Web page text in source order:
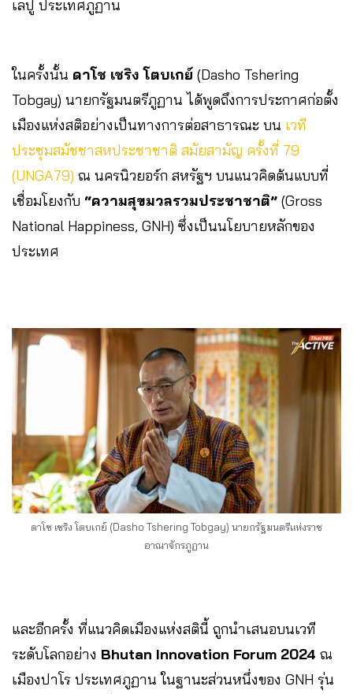
เลปู ประเทศภูฏาน
ในครั้งนั้น ดาโช เชริง โตบเกย์ (Dasho Tshering
Tobgay) นายกรัฐมนตรีภูฏาน ได้พูดถึงการประกาศก่อตั้ง
เมืองแห่งสติอย่างเป็นทางการต่อสาธารณะ บน เวที
ประชุมสมัชชาสหประชาชาติ สมัยสามัญ ครั้งที่ 79
(UNGA79) ณ นครนิวยอร์ก สหรัฐฯ บนแนวคิดต้นแบบที่
เชื่อมโยงกับ “ความสุขมวลรวมประชาชาติ” (Gross
National Happiness, GNH) ซึ่งเป็นนโยบายหลักของ
ประเทศ
ดาโช เชริง โตบเกย์ (Dasho Tshering Tobgay) นายกรัฐมนตรีแห่งราช
อาณาจักรภูฏาน
และอีกครั้ง ที่แนวคิดเมืองแห่งสตินี้ ถูกนำเสนอบนเวที
ระดับโลกอย่าง Bhutan Innovation Forum 2024 ณ
เมืองปาโร ประเทศภูฏาน ในฐานะส่วนหนึ่งของ GNH รุ่น